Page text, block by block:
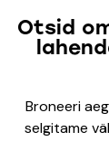
Otsid
Broneeri
selgitame